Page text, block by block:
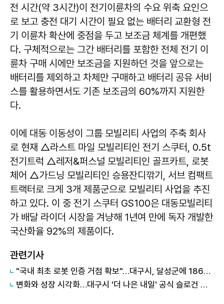
전 시간(약 3시간)이 전기이륜차의 수요 위축 요인으
로 보고 충전 대기 시간이 필요 없는 배터리 교환형 전
기 이륜차 확산에 중점을 두고 보조금 체계를 개편했
다. 구체적으로는 그간 배터리를 포함한 전체 전기 이
륜차 구매 시에만 보조금을 지원하던 것을 앞으로는
배터리를 제외하고 차체만 구매하고 배터리 공유 서비
스를 활용하면서도 기존 보조금의 60%까지 지원한
다.
이에 대동 이동성이 그룹 모빌리티 사업의 주축 회사
로 현재 △라스트 마일 모빌리티인 전기 스쿠터, 0.5t
전기트럭 △레저&퍼스널 모빌리티인 골프카트, 로봇
체어 △가드닝 모빌리티인 승용잔디깎기, 서브 컴팩트
트랙터로 크게 3개 제품군으로 모빌리티 사업을 추진
하고 있다. 이 중 전기 스쿠터 GS100은 대동모빌리티
가 배달 라이더 시장을 겨냥해 1년여 만에 독자 개발한
국산화율 92%의 제품이다.
관련기사
"국내 최초 로봇 인증 거점 확보"…대구시, 달성군에 186억 투입해 휴머노이드 센터 구축
변화와 성장 시각화…대구시 '더 나은 내일' 공식 슬로건 디자인 공개